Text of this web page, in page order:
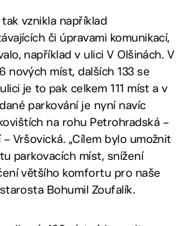
vznikla například
či úpravami komunikací,
například v ulici V Olšinách. V
nových míst, dalších 133 se
je to pak celkem 111 míst a v
parkování je nyní navíc
na rohu Petrohradská –
Vršovická. „Cílem bylo umožnit
parkovacích míst, snížení
většího komfortu pro naše
Bohumil Zoufalík.